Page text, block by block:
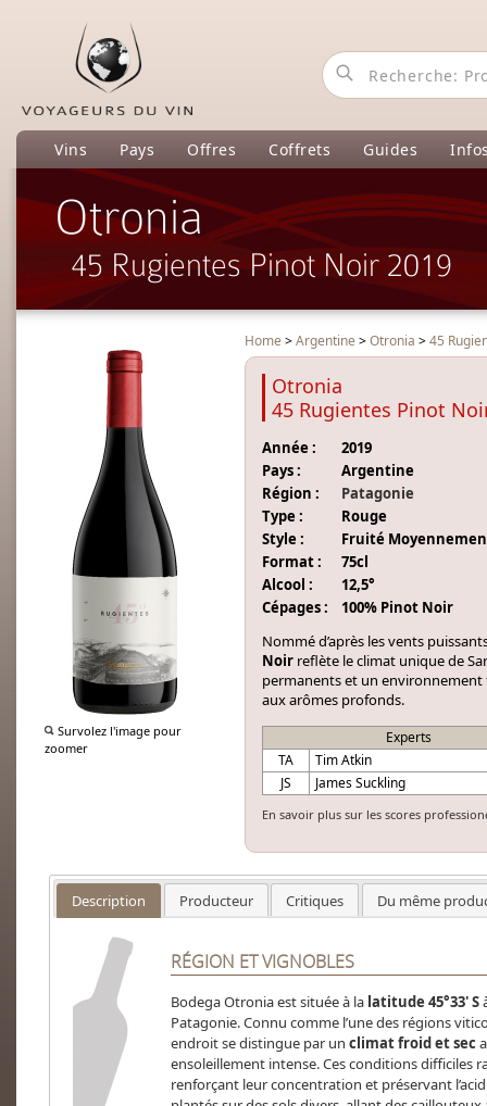
Vins Pays Offres Coffrets Guides
Otronia
45 Rugientes Pinot Noir 2019
Survolez l'image pour
zoomer
Home >Argentine >Otronia >45
Otronia
45 Rugientes Pinot
Année :
2019
Pays :
Argentine
Région :
Patagonie
Type :
Rouge
Style :
Fruité
Format :
75cl
Alcool :
12,5°
Cépages :
100% Pinot Noir
Nommé d’après les vents
Noir reflète le climat unique de
permanents et un environnement
aux arômes profonds.
Experts
TA
Tim Atkin
JS
James Suckling
En savoir plus sur les scores
Description Producteur Critiques Du même
RÉGION ET VIGNOBLES
Bodega Otronia est située à la latitude 45°33' S
Patagonie. Connu comme l’une des régions
endroit se distingue par un climat froid et sec
ensoleillement intense. Ces conditions difficiles
renforçant leur concentration et préservant